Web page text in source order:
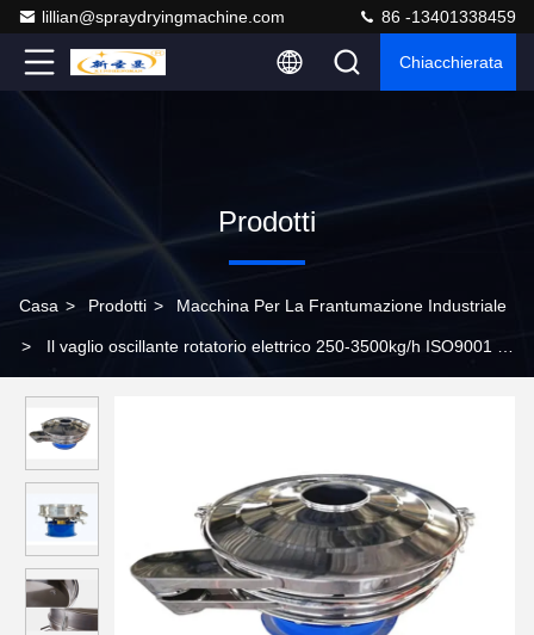
lillian@spraydryingmachine.com 86 -13401338459
Chiacchierata
Prodotti
Casa > Prodotti > Macchina Per La Frantumazione Industriale
> Il vaglio oscillante rotatorio elettrico 250-3500kg/h ISO9001 di